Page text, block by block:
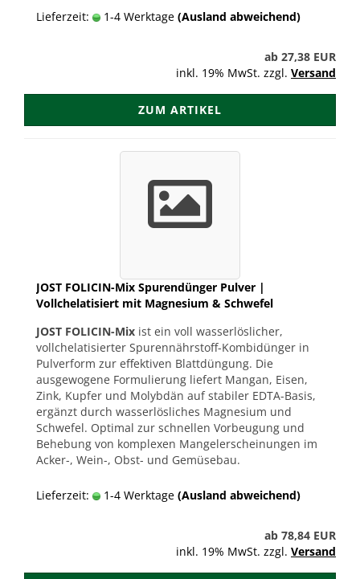
Lieferzeit: 1-4 Werktage (Ausland abweichend)
ab 27,38 EUR
inkl. 19% MwSt. zzgl. Versand
ZUM ARTIKEL
JOST FOLICIN-Mix Spurendünger Pulver |
Vollchelatisiert mit Magnesium & Schwefel
JOST FOLICIN-Mix ist ein voll wasserlöslicher,
vollchelatisierter Spurennährstoff-Kombidünger in
Pulverform zur effektiven Blattdüngung. Die
ausgewogene Formulierung liefert Mangan, Eisen,
Zink, Kupfer und Molybdän auf stabiler EDTA-Basis,
ergänzt durch wasserlösliches Magnesium und
Schwefel. Optimal zur schnellen Vorbeugung und
Behebung von komplexen Mangelerscheinungen im
Acker-, Wein-, Obst- und Gemüsebau.
Lieferzeit: 1-4 Werktage (Ausland abweichend)
ab 78,84 EUR
inkl. 19% MwSt. zzgl. Versand